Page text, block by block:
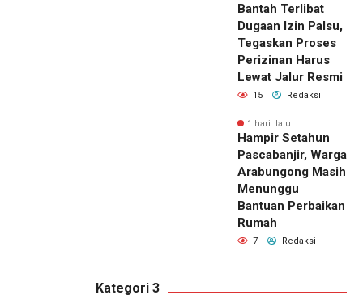
Bantah Terlibat
Dugaan Izin Palsu,
Tegaskan Proses
Perizinan Harus
Lewat Jalur Resmi
15 Redaksi
1 hari lalu
Hampir Setahun
Pascabanjir, Warga
Arabungong Masih
Menunggu
Bantuan Perbaikan
Rumah
7 Redaksi
Kategori 3